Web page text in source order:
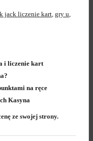
jack liczenie kart gry u
i liczenie kart
na ręce
Kasyna
ze swojej strony.